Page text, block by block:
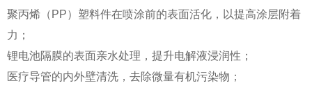
聚丙烯（PP）塑料件在喷涂前的表面活化，以提高涂层附着
力；
锂电池隔膜的表面亲水处理，提升电解液浸润性；
医疗导管的内外壁清洗，去除微量有机污染物；